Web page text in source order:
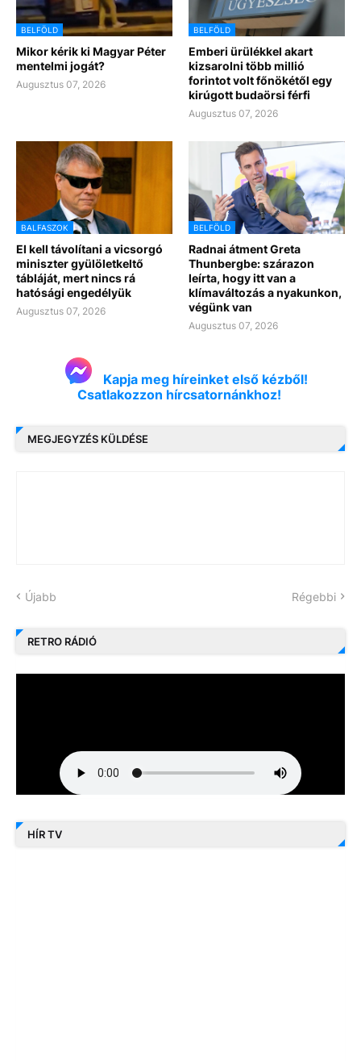
BELFÖLD
Mikor kérik ki Magyar Péter
mentelmi jogát?
Augusztus 07, 2026
BELFÖLD
Emberi ürülékkel akart
kizsarolni több millió
forintot volt főnökétől egy
kirúgott budaörsi férfi
Augusztus 07, 2026
BALFASZOK
El kell távolítani a vicsorgó
miniszter gyülöletkeltő
tábláját, mert nincs rá
hatósági engedélyük
Augusztus 07, 2026
BELFÖLD
Radnai átment Greta
Thunbergbe: szárazon
leírta, hogy itt van a
klímaváltozás a nyakunkon,
végünk van
Augusztus 07, 2026
Kapja meg híreinket első kézből!
Csatlakozzon hírcsatornánkhoz!
MEGJEGYZÉS KÜLDÉSE
Újabb Régebbi
RETRO RÁDIÓ
HÍR TV